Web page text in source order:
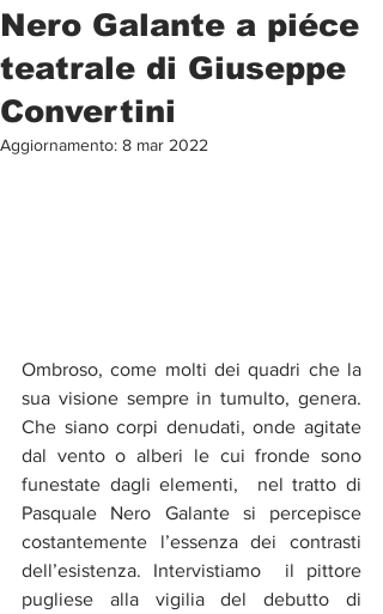
Nero Galante a piéce
teatrale di Giuseppe
Convertini
Aggiornamento: 8 mar 2022
Ombroso, come molti dei quadri che la
sua visione sempre in tumulto, genera.
Che siano corpi denudati, onde agitate
dal vento o alberi le cui fronde sono
funestate dagli elementi,  nel tratto di
Pasquale Nero Galante si percepisce
costantemente l’essenza dei contrasti
dell’esistenza. Intervistiamo  il pittore
pugliese alla vigilia del debutto di